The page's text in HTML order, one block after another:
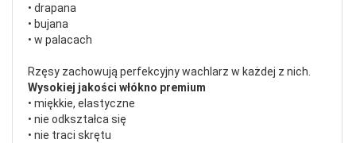
• drapana
• bujana
• w palacach
Rzęsy zachowują perfekcyjny wachlarz w każdej z nich.
Wysokiej jakości włókno premium
• miękkie, elastyczne
• nie odkształca się
• nie traci skrętu